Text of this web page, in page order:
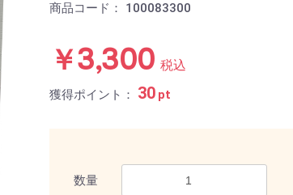
商品コード： 100083300
￥3,300 税込
獲得ポイント： 30 pt
数量